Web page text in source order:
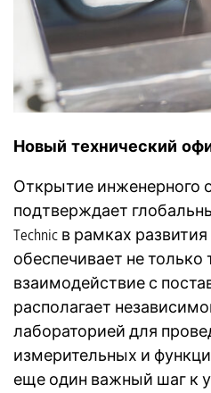
Новый технический
Открытие инженерного
подтверждает
Technic в рамках
обеспечивает не только
взаимодействие с
располагает
лабораторией для
измерительных и
еще один важный шаг к